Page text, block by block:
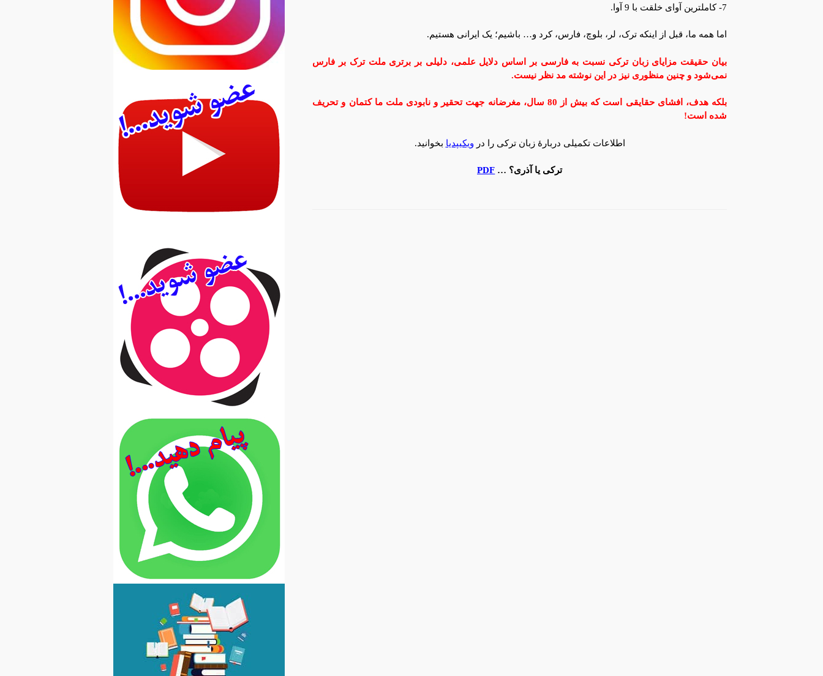
7- کاملترین آوای خلقت با 9 آوا.
اما همه ما، قبل از اینکه ترک، لر، بلوچ، فارس، کرد و… باشیم؛ یک ایرانی هستیم.
بیان حقیقت مزایای زبان ترکی نسبت به فارسی بر اساس دلایل علمی، دلیلی بر برتری ملت ترک بر فارس
نمی‌شود و چنین منظوری نیز در این نوشته مد نظر نیست.
بلکه هدف، افشای حقایقی است که بیش از 80
سال، مغرضانه جهت تحقیر و نابودی ملت ما کتمان و تحریف
شده است!
اطلاعات تکمیلی دربارۀ زبان ترکی را در ویکیپدیا بخوانید.
ترکی یا آذری؟ … PDF